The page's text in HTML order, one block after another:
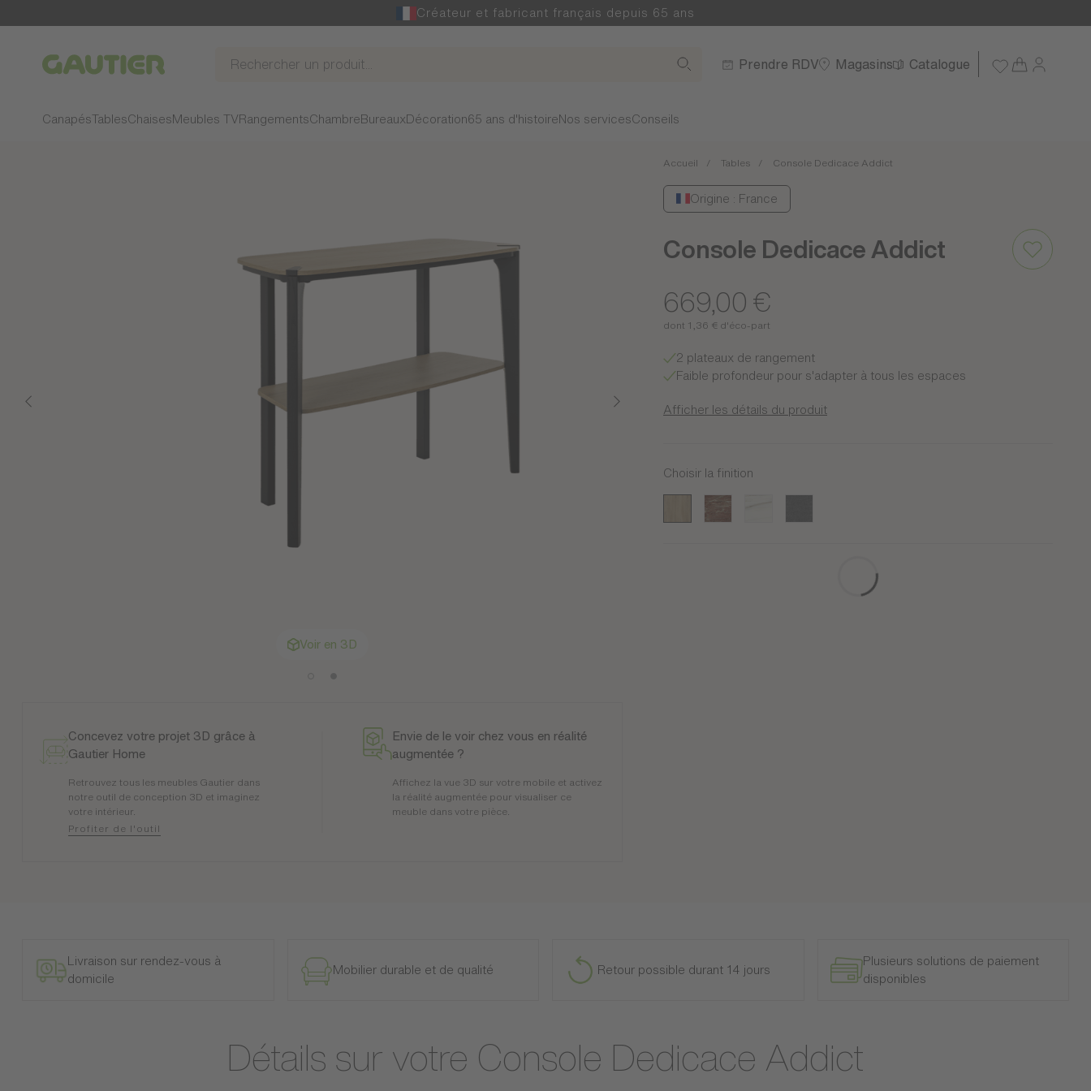
Créateur et fabricant français depuis 65 ans
Gautier Prendre RDV Magasins Catalogue
CanapésTablesChaises Meubles TV RangementsChambre Bureaux Décoration65 ans d'histoire Nos servicesConseils
Voir en 3D
Concevez votre projet 3D grâce à
Gautier Home
Retrouvez tous les meubles Gautier dans
notre outil de conception 3D et imaginez
votre intérieur.
Profiter de l'outil
Envie de le voir chez vous en réalité
augmentée ?
Affichez la vue 3D sur votre mobile et activez
la réalité augmentée pour visualiser ce
meuble dans votre pièce.
Accueil Tables Console Dedicace Addict
Origine : France
Console Dedicace Addict
669,00 €
dont 1,36 € d'éco-part
2 plateaux de rangement
Faible profondeur pour s'adapter à tous les espaces
Afficher les détails du produit
Choisir la finition
Livraison sur rendez-vous à
domicile
Mobilier durable et de qualité Retour possible durant 14 jours
Plusieurs solutions de paiement
disponibles
Détails sur votre Console Dedicace Addict